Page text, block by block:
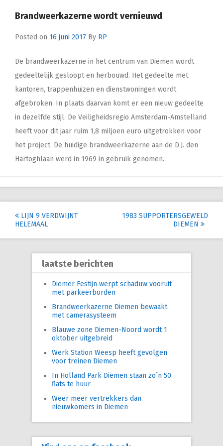
Brandweerkazerne wordt vernieuwd
Posted on 16 juni 2017 By RP
De brandweerkazerne in het centrum van Diemen wordt
gedeeltelijk gesloopt en herbouwd. Het gedeelte met
kantoren, trappenhuizen en dienstwoningen wordt
afgebroken. In plaats daarvan komt er een nieuw gedeelte
in dezelfde stijl. De Veiligheidsregio Amsterdam-Amstelland
heeft voor dit jaar ruim 1,8 miljoen euro uitgetrokken voor
het project. De huidige brandweerkazerne aan de D.J. den
Hartoghlaan werd in 1969 in gebruik genomen.
Post
LIJN 9 VERDWIJNT
HELEMAAL
1983 SUPPORTERSGEWELD
DIEMEN
laatste berichten
Diemer Festijn werpt schaduw vooruit
met parkeerborden
Brandweerkazerne Diemen bewaakt
met camerasysteem
Blauwe zone Diemen-Noord wordt 1
oktober uitgebreid
Werk Station Weesp heeft gevolgen
voor treinen Diemen
In Holland Park Diemen staan zo´n 50
flats te huur
Weer meer vertrekkers dan
nieuwkomers in Diemen